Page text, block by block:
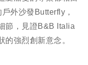
外沙發Butterfly，
節，見證B&B Italia
強烈創新意念。